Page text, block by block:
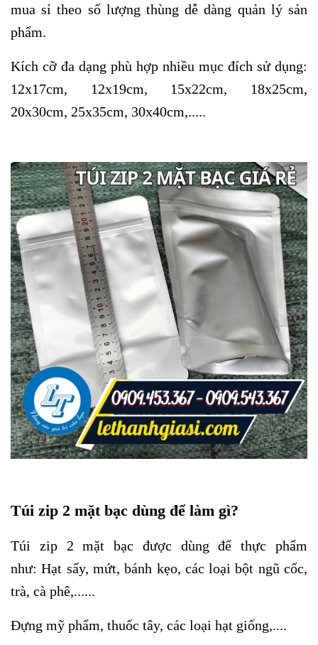
mua sỉ theo số lượng thùng dễ dàng quản lý sản
phẩm.
Kích cỡ đa dạng phù hợp nhiều mục đích sử dụng:
12x17cm, 12x19cm, 15x22cm, 18x25cm,
20x30cm, 25x35cm, 30x40cm,.....
Túi zip 2 mặt bạc dùng để làm gì?
Túi zip 2 mặt bạc được dùng để thực phẩm
như:Hạt sấy, mứt, bánh kẹo, các loại bột ngũ cốc,
trà, cà phê,......
Đựng mỹ phẩm, thuốc tây, các loại hạt giống,....